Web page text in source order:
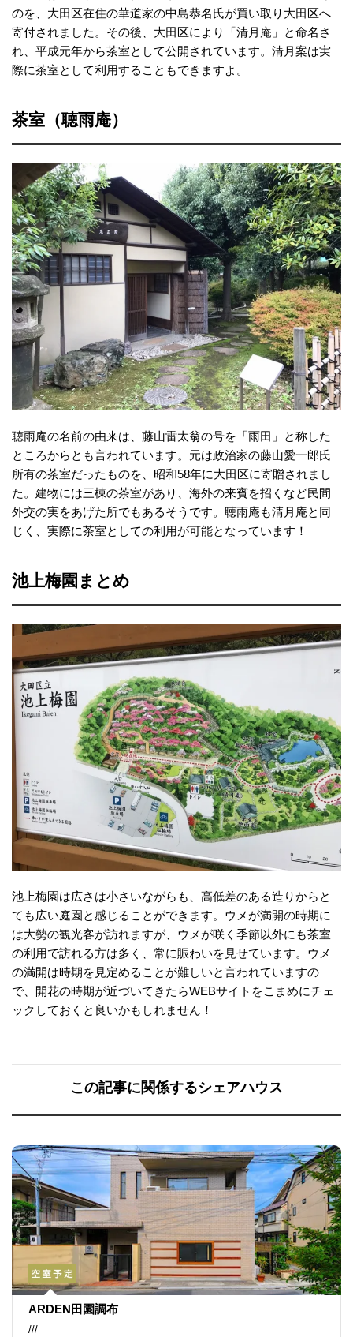
のを、大田区在住の華道家の中島恭名氏が買い取り大田区へ
寄付されました。その後、大田区により「清月庵」と命名さ
れ、平成元年から茶室として公開されています。清月案は実
際に茶室として利用することもできますよ。
茶室（聴雨庵）
聴雨庵の名前の由来は、藤山雷太翁の号を「雨田」と称した
ところからとも言われています。元は政治家の藤山愛一郎氏
所有の茶室だったものを、昭和58年に大田区に寄贈されまし
た。建物には三棟の茶室があり、海外の来賓を招くなど民間
外交の実をあげた所でもあるそうです。聴雨庵も清月庵と同
じく、実際に茶室としての利用が可能となっています！
池上梅園まとめ
池上梅園は広さは小さいながらも、高低差のある造りからと
ても広い庭園と感じることができます。ウメが満開の時期に
は大勢の観光客が訪れますが、ウメが咲く季節以外にも茶室
の利用で訪れる方は多く、常に賑わいを見せています。ウメ
の満開は時期を見定めることが難しいと言われていますの
で、開花の時期が近づいてきたらWEBサイトをこまめにチェ
ックしておくと良いかもしれません！
この記事に関係するシェアハウス
ARDEN田園調布
///